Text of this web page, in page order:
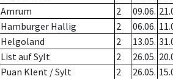
Amrum 2 09.06.
Hamburger Hallig 2 06.06.
Helgoland 2 13.05.
List auf Sylt 2 26.05.
Puan Klent / Sylt 2 26.05.